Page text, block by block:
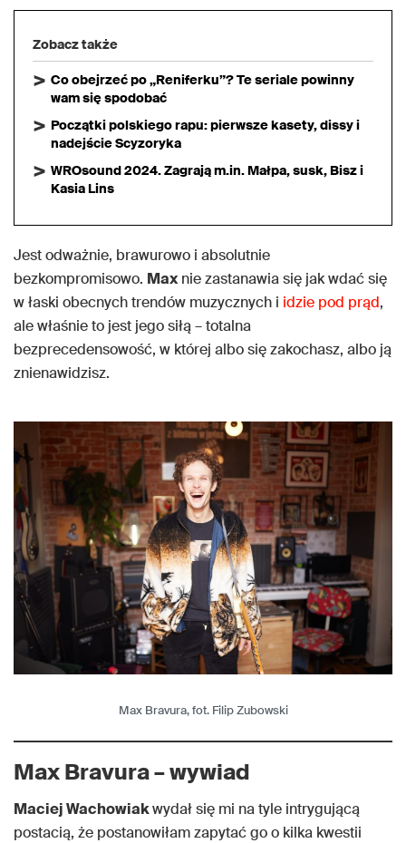
Zobacz także
Co obejrzeć po „Reniferku”? Te seriale powinny
wam się spodobać
Początki polskiego rapu: pierwsze kasety, dissy i
nadejście Scyzoryka
WROsound 2024. Zagrają m.in. Małpa, susk, Bisz i
Kasia Lins
Jest odważnie, brawurowo i absolutnie
bezkompromisowo. Maxnie zastanawia się jak wdać się
w łaski obecnych trendów muzycznych i idzie pod prąd,
ale właśnie to jest jego siłą – totalna
bezprecedensowość, w której albo się zakochasz, albo ją
znienawidzisz.
Max Bravura, fot. Filip Zubowski
Max Bravura – wywiad
Maciej Wachowiakwydał się mi na tyle intrygującą
postacią, że postanowiłam zapytać go o kilka kwestii